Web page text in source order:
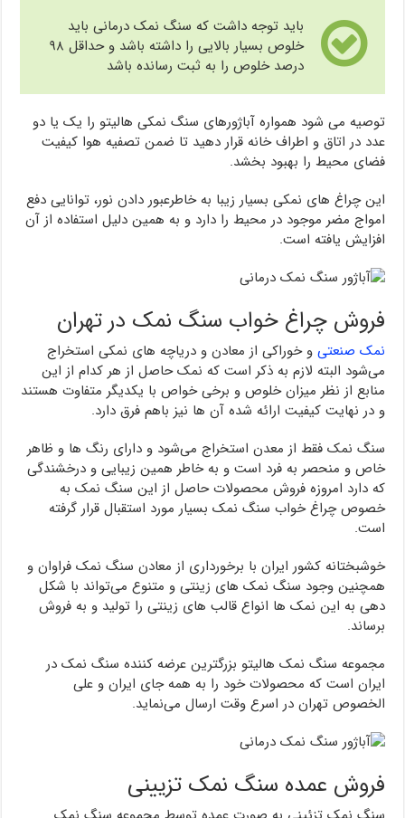
باید توجه داشت که سنگ نمک درمانی باید
خلوص بسیار بالایی را داشته باشد و حداقل ۹۸
درصد خلوص را به ثبت رسانده باشد
توصیه می شود همواره آباژورهای سنگ نمکی هالیتو را یک یا دو
عدد در اتاق و اطراف خانه قرار دهید تا ضمن تصفیه هوا کیفیت
فضای محیط را بهبود بخشد.
این چراغ های نمکی بسیار زیبا ﺑﻪ خاطرﻋﺒﻮر دادن ﻧﻮر، ﺗﻮاﻧﺎﯾﯽ دﻓﻊ
اﻣﻮاج ﻣﻀﺮ ﻣﻮﺟﻮد در محیط را دارد و به همین دلیل استفاده از آن
افزایش یافته است.
فروش چراغ خواب سنگ نمک در تهران
نمک صنعتی و خوراکی از معادن و دریاچه های نمکی استخراج
می‌شود البته لازم به ذکر است که نمک حاصل از هر کدام از این
منابع از نظر میزان خلوص و برخی خواص با یکدیگر متفاوت هستند
و در نهایت کیفیت ارائه شده آن ها نیز باهم فرق دارد.
سنگ نمک فقط از معدن استخراج می‌شود و دارای رنگ ها و ظاهر
خاص و منحصر به فرد است و به خاطر همین زیبایی و درخشندگی
که دارد امروزه فروش محصولات حاصل از این سنگ نمک به
خصوص چراغ خواب سنگ نمک بسیار مورد استقبال قرار گرفته
است.
خوشبختانه کشور ایران با برخورداری از معادن سنگ نمک فراوان و
همچنین وجود سنگ نمک های زینتی و متنوع می‌تواند با شکل
دهی به این نمک ها انواع قالب های زینتی را تولید و به فروش
برساند.
مجموعه سنگ نمک هالیتو بزرگترین عرضه کننده سنگ نمک در
ایران است که محصولات خود را به همه جای ایران و علی
الخصوص تهران در اسرع وقت ارسال می‌نماید.
فروش عمده سنگ نمک تزیینی